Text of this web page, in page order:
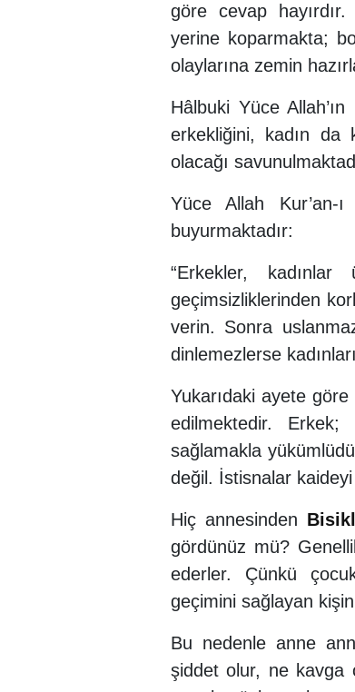
göre cevap
yerine koparmakta;
olaylarına zemin
Hâlbuki Yüce
erkekliğini, kadın da
olacağı
Yüce Allah Kur’an-
buyurmaktadır:
“Erkekler,
geçimsizliklerinden
verin. Sonra
dinlemezlerse
Yukarıdaki ayete
edilmektedir.
sağlamakla
değil. İstisnalar
Hiç annesinden
gördünüz mü?
ederler. Çünkü
geçimini sağlayan
Bu nedenle anne
şiddet olur, ne